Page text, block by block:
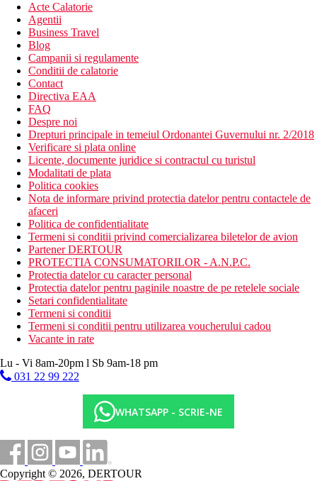
Acte Calatorie
Agentii
Business Travel
Blog
Campanii si regulamente
Conditii de calatorie
Contact
Directiva EAA
FAQ
Despre noi
Drepturi principale in temeiul Ordonantei Guvernului nr. 2/2018
Verificare si plata online
Licente, documente juridice si contractul cu turistul
Modalitati de plata
Politica cookies
Nota de informare privind protectia datelor pentru contactele de
afaceri
Politica de confidentialitate
Termeni si conditii privind comercializarea biletelor de avion
Partener DERTOUR
PROTECTIA CONSUMATORILOR - A.N.P.C.
Protectia datelor cu caracter personal
Protectia datelor pentru paginile noastre de pe retelele sociale
Setari confidentialitate
Termeni si conditii
Termeni si conditii pentru utilizarea voucherului cadou
Vacante in rate
Lu - Vi 8am-20pm l Sb 9am-18 pm
031 22 99 222
WHATSAPP - SCRIE-NE
Copyright © 2026, DERTOUR